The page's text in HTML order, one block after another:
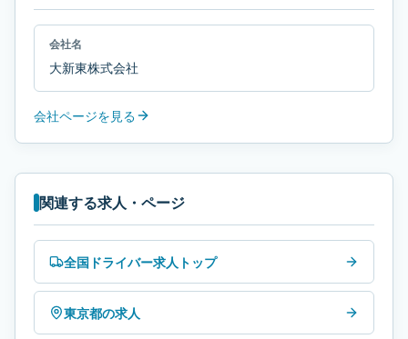
会社名
大新東株式会社
会社ページを見る
関連する求人・ページ
全国ドライバー求人トップ
東京都の求人